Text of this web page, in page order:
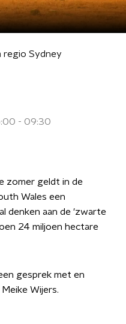
regio Sydney
- 09:30
zomer geldt in de
Wales een
denken aan de 'zwarte
24 miljoen hectare
gesprek met en
Wijers.